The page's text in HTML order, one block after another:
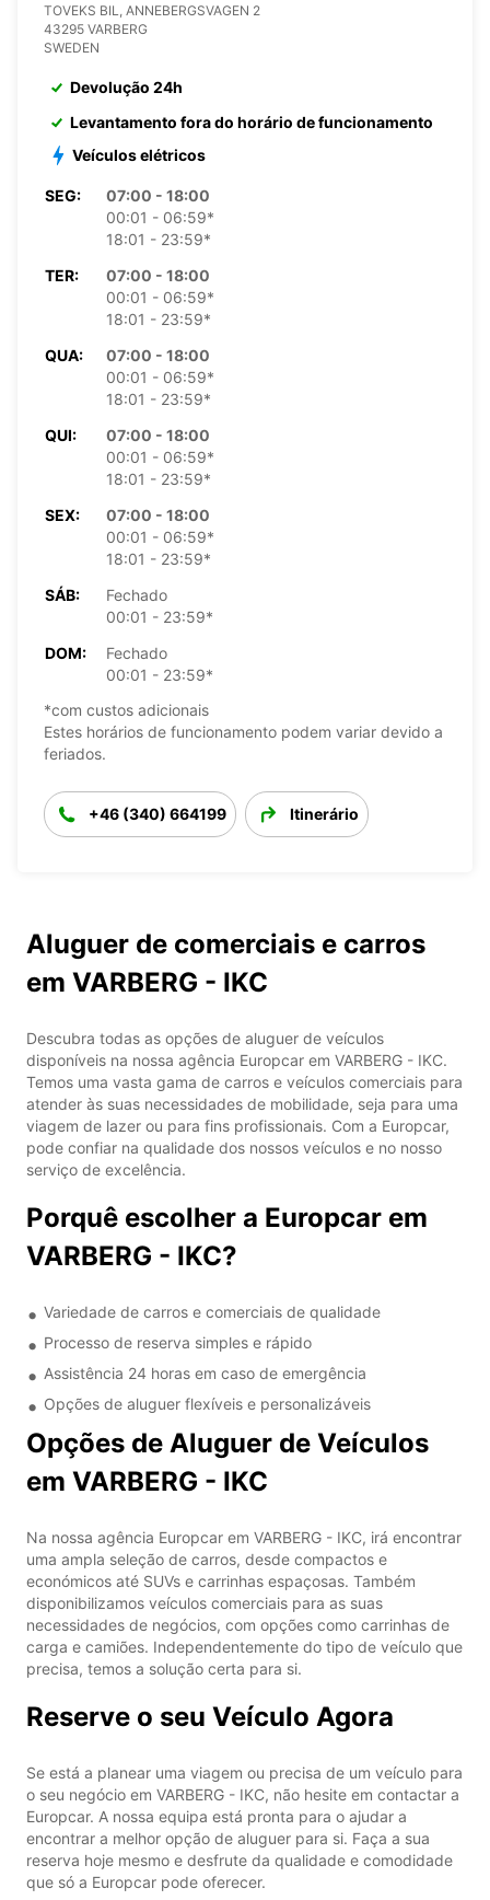
TOVEKS BIL, ANNEBERGSVAGEN 2
43295 VARBERG
SWEDEN
Devolução 24h
Levantamento fora do horário de funcionamento
Veículos elétricos
SEG:
07:00 - 18:00
00:01 - 06:59*
18:01 - 23:59*
TER:
07:00 - 18:00
00:01 - 06:59*
18:01 - 23:59*
QUA:
07:00 - 18:00
00:01 - 06:59*
18:01 - 23:59*
QUI:
07:00 - 18:00
00:01 - 06:59*
18:01 - 23:59*
SEX:
07:00 - 18:00
00:01 - 06:59*
18:01 - 23:59*
SÁB:
Fechado
00:01 - 23:59*
DOM:
Fechado
00:01 - 23:59*
*com custos adicionais
Estes horários de funcionamento podem variar devido a
feriados.
+46 (340) 664199 Itinerário
Aluguer de comerciais e carros
em VARBERG - IKC
Descubra todas as opções de aluguer de veículos
disponíveis na nossa agência Europcar em VARBERG - IKC.
Temos uma vasta gama de carros e veículos comerciais para
atender às suas necessidades de mobilidade, seja para uma
viagem de lazer ou para fins profissionais. Com a Europcar,
pode confiar na qualidade dos nossos veículos e no nosso
serviço de excelência.
Porquê escolher a Europcar em
VARBERG - IKC?
Variedade de carros e comerciais de qualidade
Processo de reserva simples e rápido
Assistência 24 horas em caso de emergência
Opções de aluguer flexíveis e personalizáveis
Opções de Aluguer de Veículos
em VARBERG - IKC
Na nossa agência Europcar em VARBERG - IKC, irá encontrar
uma ampla seleção de carros, desde compactos e
económicos até SUVs e carrinhas espaçosas. Também
disponibilizamos veículos comerciais para as suas
necessidades de negócios, com opções como carrinhas de
carga e camiões. Independentemente do tipo de veículo que
precisa, temos a solução certa para si.
Reserve o seu Veículo Agora
Se está a planear uma viagem ou precisa de um veículo para
o seu negócio em VARBERG - IKC, não hesite em contactar a
Europcar. A nossa equipa está pronta para o ajudar a
encontrar a melhor opção de aluguer para si. Faça a sua
reserva hoje mesmo e desfrute da qualidade e comodidade
que só a Europcar pode oferecer.